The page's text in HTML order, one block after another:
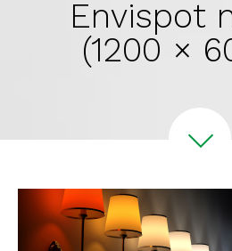
Envispot
(1200 ×